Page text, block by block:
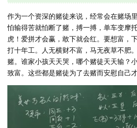
作为一个资深的赌徒来说，经常会在赌场
怕输得苦就怕断了赌，搏一搏，单车变摩
虎！爱拼才会赢，敢下就会红。要想富，
打十年工。人无横财不富，马无夜草不肥
赌。谁家小孩天天哭，哪个赌徒天天输？
致富。这些都是赌徒为了去赌而安慰自己才